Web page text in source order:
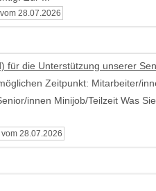
28.07.2026
für die Unterstützung unserer
Zeitpunkt: Mitarbeiter/
innen Minijob/Teilzeit Was
28.07.2026